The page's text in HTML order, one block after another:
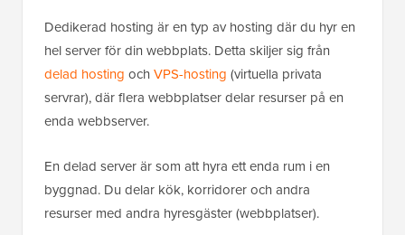
Dedikerad hosting är en typ av hosting där du hyr en
hel server för din webbplats. Detta skiljer sig från
delad hosting ochVPS-hosting (virtuella privata
servrar), där flera webbplatser delar resurser på en
enda webbserver.
En delad server är som att hyra ett enda rum i en
byggnad. Du delar kök, korridorer och andra
resurser med andra hyresgäster (webbplatser).